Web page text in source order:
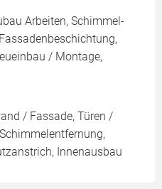
Arbeiten, Schimmel-
/ Montage,
/ Fassade, Türen /
Innenausbau